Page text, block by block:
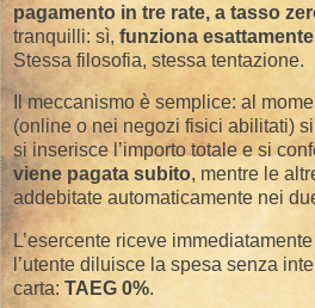
pagamento in tre rate, a tasso
tranquilli: sì, funziona
Stessa filosofia, stessa tentazione.
Il meccanismo è semplice: al
(online o nei negozi fisici abilitati)
si inserisce l’importo totale e si
viene pagata subito, mentre le
addebitate automaticamente nei
L’esercente riceve
l’utente diluisce la spesa senza
carta: TAEG 0%.